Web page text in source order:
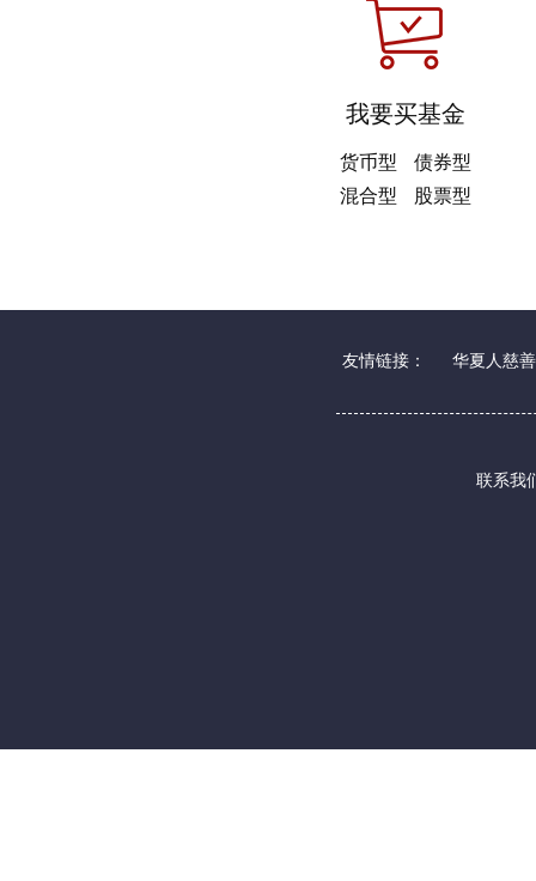
我要买基金
货币型
债券型
混合型
股票型
友情链接： 华夏人慈
联系我